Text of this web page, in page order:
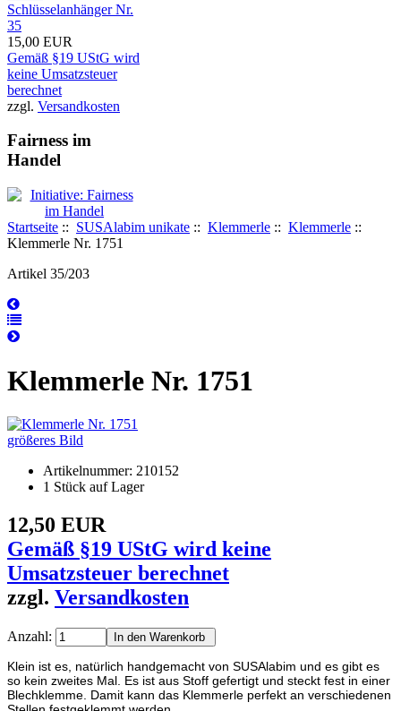
Schlüsselanhänger Nr.
35
15,00 EUR
Gemäß §19 UStG wird
keine Umsatzsteuer
berechnet
zzgl. Versandkosten
Fairness im
Handel
Startseite :: SUSAlabim unikate :: Klemmerle :: Klemmerle ::
Klemmerle Nr. 1751
Artikel 35/203
Klemmerle Nr. 1751
größeres Bild
Artikelnummer: 210152
1 Stück auf Lager
12,50 EUR
Gemäß §19 UStG wird keine
Umsatzsteuer berechnet
zzgl. Versandkosten
Anzahl:
Klein ist es, natürlich handgemacht von SUSAlabim und es gibt es
so kein zweites Mal. Es ist aus Stoff gefertigt und steckt fest in einer
Blechklemme. Damit kann das Klemmerle perfekt an verschiedenen